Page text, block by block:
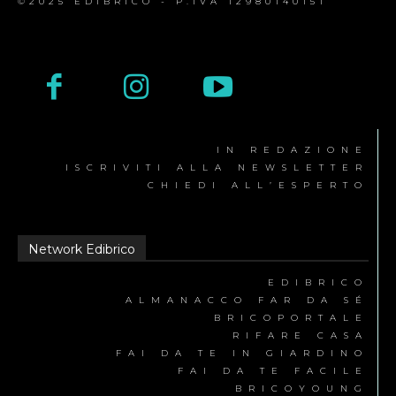
IN REDAZIONE
ISCRIVITI ALLA NEWSLETTER
CHIEDI ALL’ESPERTO
Network Edibrico
EDIBRICO
ALMANACCO FAR DA SÉ
BRICOPORTALE
RIFARE CASA
FAI DA TE IN GIARDINO
FAI DA TE FACILE
BRICOYOUNG